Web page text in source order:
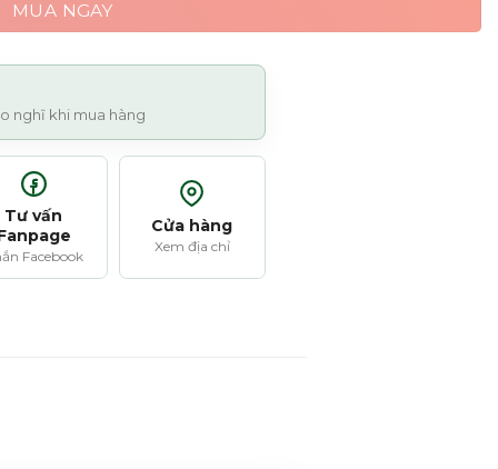
MUA NGAY
nghĩ khi mua hàng
Tư vấn
Facebook
Cửa hàng
Xem địa chỉ